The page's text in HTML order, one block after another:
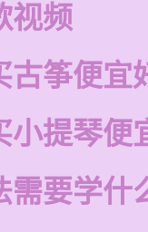
视频
古筝便宜
小提琴便
需要学什